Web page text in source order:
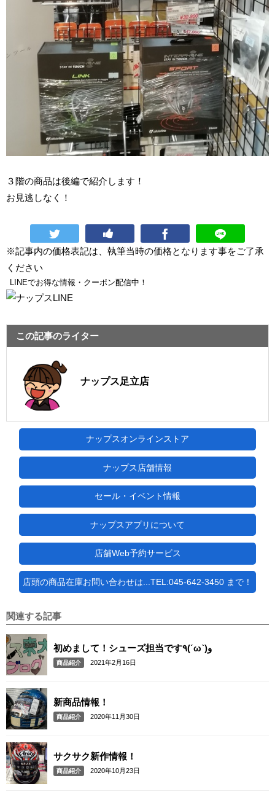
３階の商品は後編で紹介します！
お見逃しなく！
※記事内の価格表記は、執筆当時の価格となります事をご了承
ください
LINEでお得な情報・クーポン配信中！
この記事のライター
ナップス足立店
ナップスオンラインストア
ナップス店舗情報
セール・イベント情報
ナップスアプリについて
店舗Web予約サービス
店頭の商品在庫お問い合わせは...TEL:045-642-3450 まで！
関連する記事
初めまして！シューズ担当です٩(ˊωˋ)و
商品紹介 2021年2月16日
新商品情報！
商品紹介 2020年11月30日
サクサク新作情報！
商品紹介 2020年10月23日